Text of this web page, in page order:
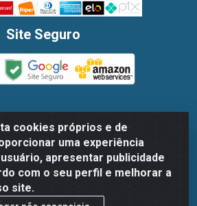
cookies próprios e de
uma experiência
apresentar publicidade
com o seu perfil e melhorar a
site.
Site Seguro
de Alimentos LTDA - Avenida
De Moraes, 1048- Imbiribeira,
000 - CNPJ 30.779.584/0003-78